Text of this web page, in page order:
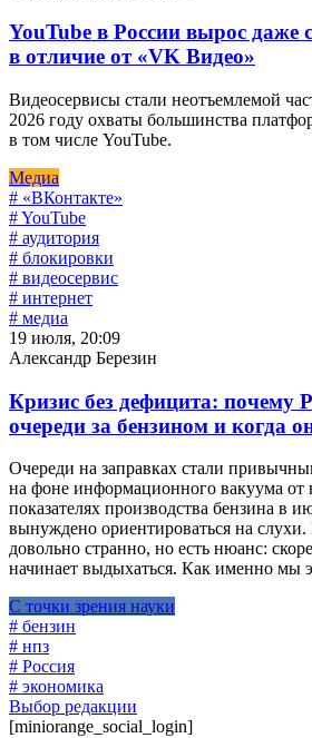
YouTube в России вырос даже
в отличие от «VK Видео»
Видеосервисы стали неотъемлемой
2026 году охваты большинства
в том числе YouTube.
Медиа
# «ВКонтакте»
# YouTube
# аудитория
# блокировки
# видеосервис
# интернет
# медиа
19 июля, 20:09
Александр Березин
Кризис без дефицита: почему
очереди за бензином и когда
Очереди на заправках стали
на фоне информационного вакуума от
показателях производства бензина в
вынуждено ориентироваться на слухи.
довольно странно, но есть нюанс:
начинает выдыхаться. Как именно мы
С точки зрения науки
# бензин
# нпз
# Россия
# экономика
Выбор редакции
[miniorange_social_login]